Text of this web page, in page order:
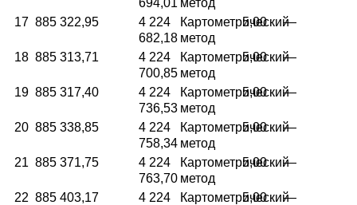
694,01 метод
17 885 322,95
4 224
682,18
Картометрический
метод
5,00 —
18 885 313,71
4 224
700,85
Картометрический
метод
5,00 —
19 885 317,40
4 224
736,53
Картометрический
метод
5,00 —
20 885 338,85
4 224
758,34
Картометрический
метод
5,00 —
21 885 371,75
4 224
763,70
Картометрический
метод
5,00 —
22 885 403,17
4 224
Картометрический
5,00 —